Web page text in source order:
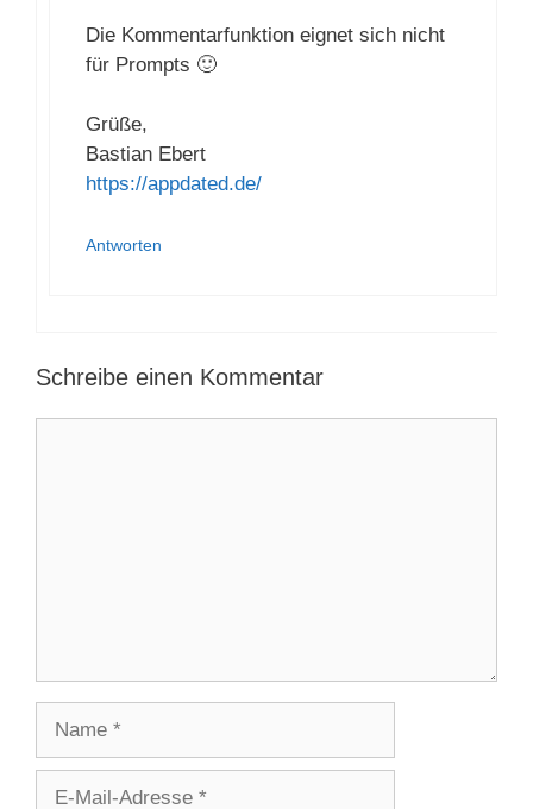
Die Kommentarfunktion eignet sich nicht
für Prompts 🙂
Grüße,
Bastian Ebert
https://appdated.de/
Antworten
Schreibe einen Kommentar